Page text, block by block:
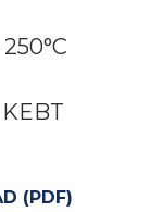
(PDF)